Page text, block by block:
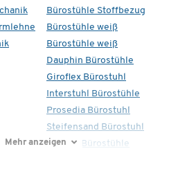
Bürostühle Stoffbezug
Bürostühle weiß
Bürostühle weiß
Dauphin Bürostühle
Giroflex Bürostuhl
Interstuhl Bürostühle
Prosedia Bürostuhl
Steifensand Bürostuhl
Topstar Bürostühle
Mehr anzeigen